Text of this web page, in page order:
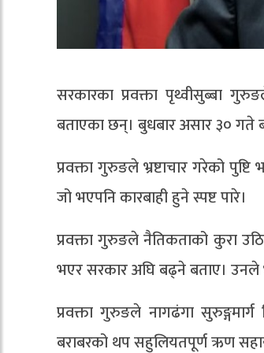
सरकारका प्रवक्ता पृथ्वीसुब्बा
बताएका छन्। बुधबार असार ३० गते
प्रवक्ता गुरुङले भ्रष्टाचार गरेको
जो भएपनि कारबाही हुने स्पष्ट पारे।
प्रवक्ता गुरुङले नैतिकताको कुरा
भएर सरकार अघि बढ्ने बताए। उनले
प्रवक्ता गुरुङले नागढंगा
बराबरको थप सहुलियतपूर्ण ऋण